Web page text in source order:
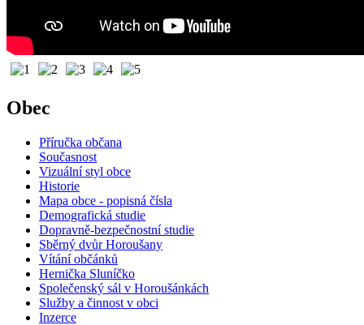
Obec
Příručka občana
Současnost
Vizuální styl obce
Historie
Mapa obce - popisná čísla
Demografická studie
Dopravně-bezpečnostní studie
Sběrný dvůr Horoušany
Vítání občánků
Hernička Sluníčko
Společenský sál v Horoušánkách
Služby a činnost v obci
Inzerce